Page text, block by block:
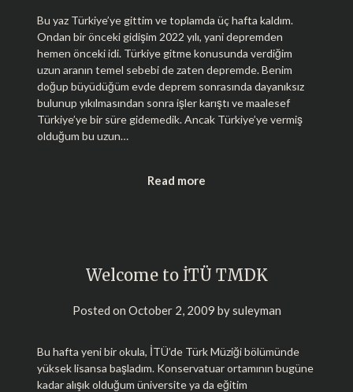
Bu yaz Türkiye’ye gittim ve toplamda üç hafta kaldım.
Ondan bir önceki gidişim 2022 yılı, yani depremden
hemen önceki idi. Türkiye gitme konusunda verdiğim
uzun aranın temel sebebi de zaten depremde. Benim
doğup büyüdüğüm evde deprem sonrasında dayanıksız
bulunup yıkılmasından sonra işler karıştı ve maalesef
Türkiye’ye bir süre gidemedik. Ancak Türkiye’ye vermiş
olduğum bu uzun…
Read more
Welcome to İTÜ TMDK
Posted on October 2, 2009 bysuleyman
Bu hafta yeni bir okula, İTÜ’de Türk Müziği bölümünde
yüksek lisansa başladım. Konservatuar ortamının bugüne
kadar alışık olduğum üniversite ya da eğitim